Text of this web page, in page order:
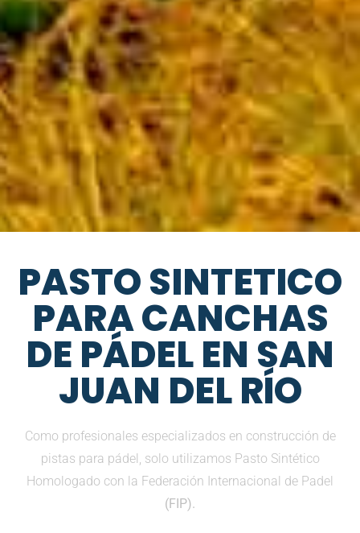
PASTO SINTETICO
PARA CANCHAS
DE PÁDEL EN SAN
JUAN DEL RÍO
Como profesionales especializados en construcción de
pistas para pádel, solo utilizamos Pasto Sintético
Homologado con la Federación Internacional de Padel
(FIP).